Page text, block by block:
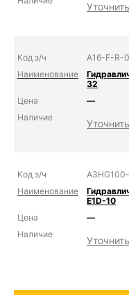
Уточнить
A16-F-R-
32
—
Уточнить
E1D-10
—
Уточнить